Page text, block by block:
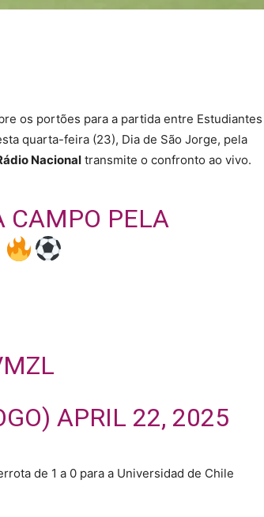
os portões para a partida entre Estudiantes
quarta-feira (23), Dia de São Jorge, pela
Nacional transmite o confronto ao vivo.
CAMPO PELA
APRIL 22, 2025
de 1 a 0 para a Universidad de Chile